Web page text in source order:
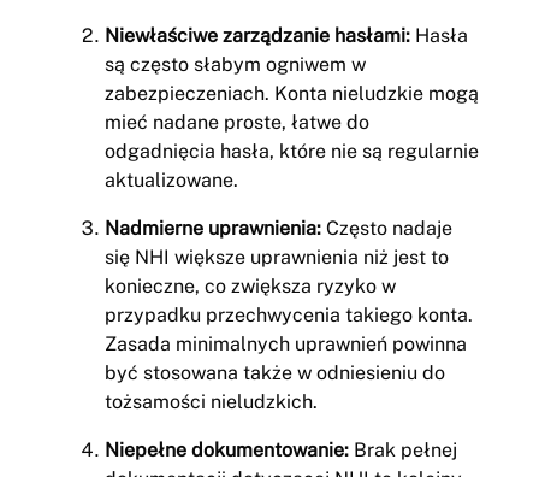
Niewłaściwe zarządzanie hasłami: Hasła
są często słabym ogniwem w
zabezpieczeniach. Konta nieludzkie mogą
mieć nadane proste, łatwe do
odgadnięcia hasła, które nie są regularnie
aktualizowane.
Nadmierne uprawnienia: Często nadaje
się NHI większe uprawnienia niż jest to
konieczne, co zwiększa ryzyko w
przypadku przechwycenia takiego konta.
Zasada minimalnych uprawnień powinna
być stosowana także w odniesieniu do
tożsamości nieludzkich.
Niepełne dokumentowanie: Brak pełnej